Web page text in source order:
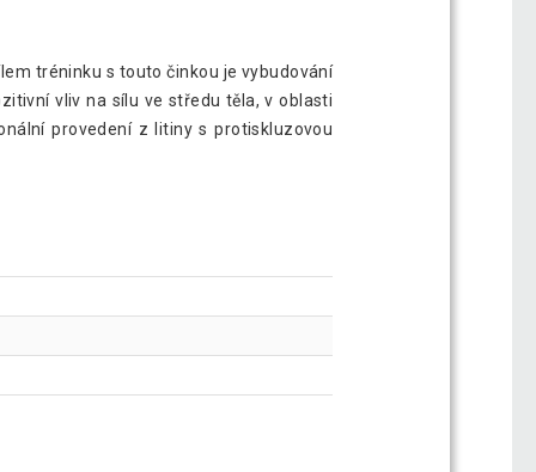
tréninku s touto činkou je vybudování
vliv na sílu ve středu těla, v oblasti
provedení z litiny s protiskluzovou